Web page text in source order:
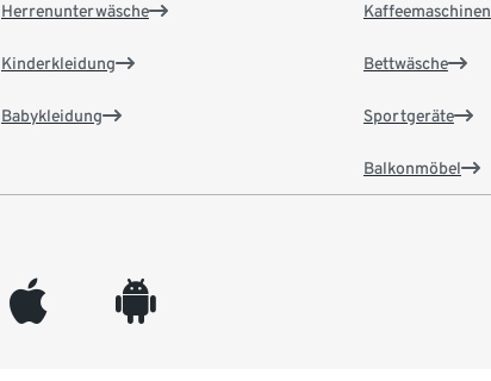
Herrenunterwäsche
Kinderkleidung
Babykleidung
Kaffeemaschinen
Bettwäsche
Sportgeräte
Balkonmöbel
appleinc android